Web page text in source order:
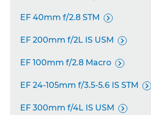
EF 40mm f/2.8 STM 
EF 200mm f/2L IS USM 
EF 100mm f/2.8 Macro 
EF 24-105mm f/3.5-5.6 IS STM 
EF 300mm f/4L IS USM 